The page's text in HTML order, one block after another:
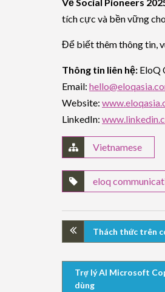
tích cực và bền vững
Để biết thêm thông tin,
Thông tin liên hệ: EloQ
Email:
Website:
LinkedIn:
Vietnamese
eloq
Thách thức trên
Trợ lý AI Microsoft
dùng